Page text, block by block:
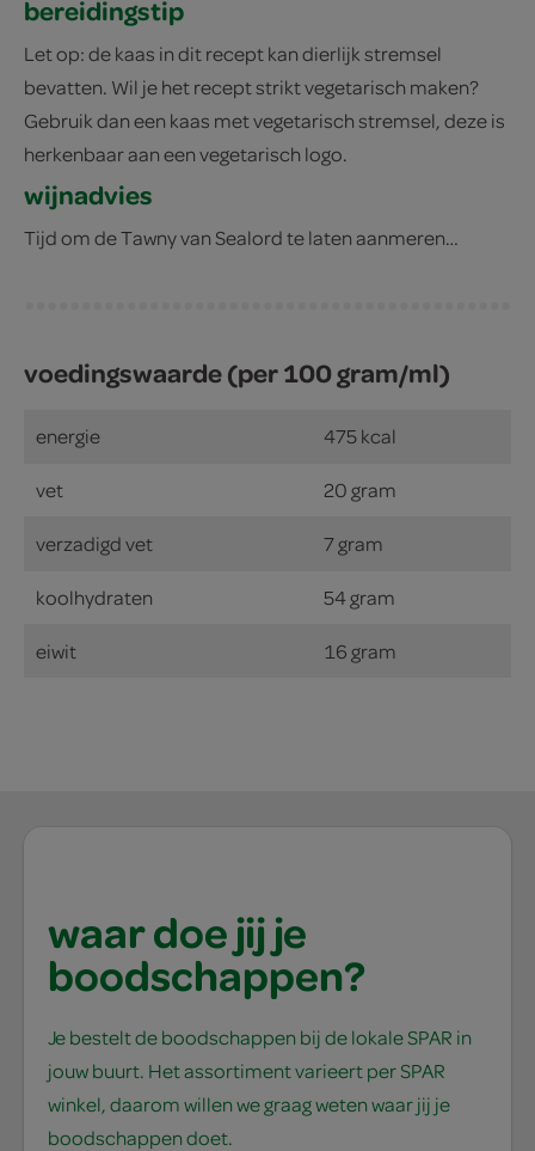
bereidingstip
Let op: de kaas in dit recept kan dierlijk stremsel
bevatten. Wil je het recept strikt vegetarisch maken?
Gebruik dan een kaas met vegetarisch stremsel, deze is
herkenbaar aan een vegetarisch logo.
wijnadvies
Tijd om de Tawny van Sealord te laten aanmeren…
voedingswaarde (per 100 gram/ml)
energie 475 kcal
vet 20 gram
verzadigd vet 7 gram
koolhydraten 54 gram
eiwit 16 gram
waar doe jij je
boodschappen?
Je bestelt de boodschappen bij de lokale SPAR in
jouw buurt. Het assortiment varieert per SPAR
winkel, daarom willen we graag weten waar jij je
boodschappen doet.